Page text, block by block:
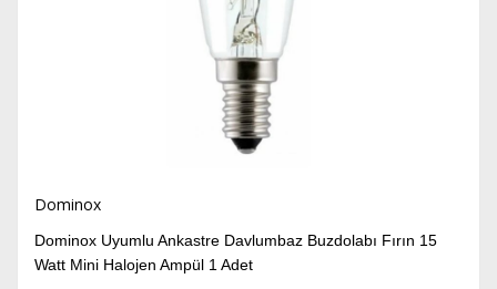
Dominox
Dominox Uyumlu Ankastre Davlumbaz Buzdolabı Fırın 15
Watt Mini Halojen Ampül 1 Adet